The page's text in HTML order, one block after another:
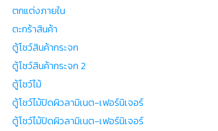
ตกแต่งภายใน
ตะกร้าสินค้า
ตู้โชว์สินค้ากระจก
ตู้โชว์สินค้ากระจก 2
ตู้โชว์ไม้
ตู้โชว์ไม้ปิดผิวลามิเนต-เฟอร์นิเจอร์
ตู้โชว์ไม้ปิดผิวลามิเนต-เฟอร์นิเจอร์